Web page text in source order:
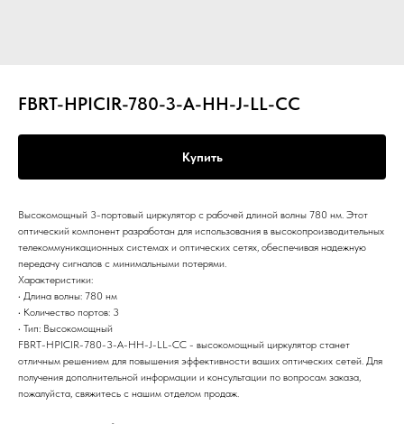
FBRT-HPICIR-780-3-A-HH-J-LL-CC
Купить
Высокомощный 3-портовый циркулятор с рабочей длиной волны 780 нм. Этот
оптический компонент разработан для использования в высокопроизводительных
телекоммуникационных системах и оптических сетях, обеспечивая надежную
передачу сигналов с минимальными потерями.
Характеристики:
• Длина волны: 780 нм
• Количество портов: 3
• Тип: Высокомощный
FBRT-HPICIR-780-3-A-HH-J-LL-CC - высокомощный циркулятор станет
отличным решением для повышения эффективности ваших оптических сетей. Для
получения дополнительной информации и консультации по вопросам заказа,
пожалуйста, свяжитесь с нашим отделом продаж.